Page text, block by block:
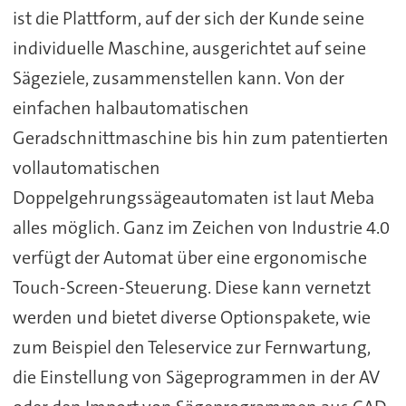
ist die Plattform, auf der sich der Kunde seine
individuelle Maschine, ausgerichtet auf seine
Sägeziele, zusammenstellen kann. Von der
einfachen halbautomatischen
Geradschnittmaschine bis hin zum patentierten
vollautomatischen
Doppelgehrungssägeautomaten ist laut Meba
alles möglich. Ganz im Zeichen von Industrie 4.0
verfügt der Automat über eine ergonomische
Touch-Screen-Steuerung. Diese kann vernetzt
werden und bietet diverse Optionspakete, wie
zum Beispiel den Teleservice zur Fernwartung,
die Einstellung von Sägeprogrammen in der AV